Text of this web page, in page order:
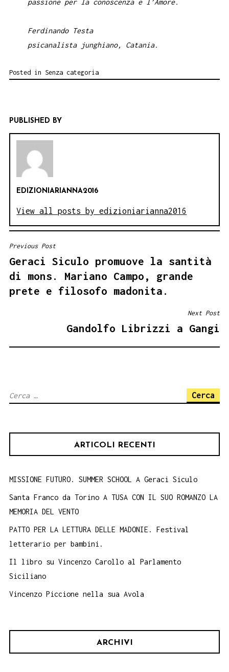
passione per la conoscenza e l’Amore.
Ferdinando Testa
psicanalista junghiano, Catania.
Posted in Senza categoria
PUBLISHED BY
EDIZIONIARIANNA2016
View all posts by edizioniarianna2016
NAVIGAZIONE
ARTICOLI
Previous Post
Geraci Siculo promuove la santità
di mons. Mariano Campo, grande
prete e filosofo madonita.
Next Post
Gandolfo Librizzi a Gangi
Ricerca
ARTICOLI RECENTI
MISSIONE FUTURO. SUMMER SCHOOL A Geraci Siculo
Santa Franco da Torino A TUSA CON IL SUO ROMANZO LA
MEMORIA DEL VENTO
PATTO PER LA LETTURA DELLE MADONIE. Festival
letterario per bambini.
Il libro su Vincenzo Carollo al Parlamento
Siciliano
Vincenzo Piccione nella sua Avola
ARCHIVI